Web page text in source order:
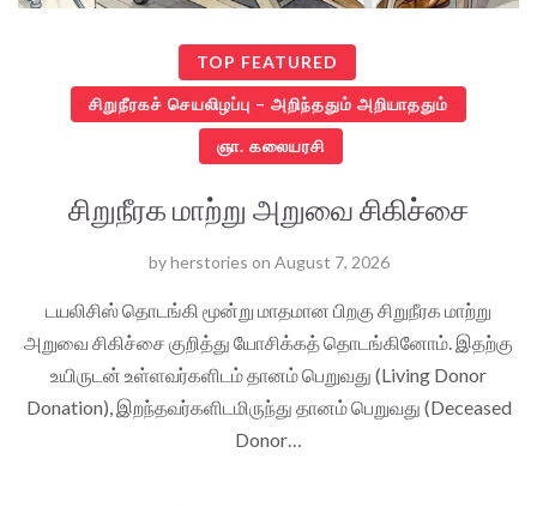
TOP FEATURED
சிறுநீரகச் செயலிழப்பு – அறிந்ததும் அறியாததும்
ஞா. கலையரசி
சிறுநீரக மாற்று அறுவை சிகிச்சை
byherstories on August 7, 2026
டயலிசிஸ் தொடங்கி மூன்று மாதமான பிறகு சிறுநீரக மாற்று
அறுவை சிகிச்சை குறித்து யோசிக்கத் தொடங்கினோம். இதற்கு
உயிருடன் உள்ளவர்களிடம் தானம் பெறுவது (Living Donor
Donation), இறந்தவர்களிடமிருந்து தானம் பெறுவது (Deceased
Donor…